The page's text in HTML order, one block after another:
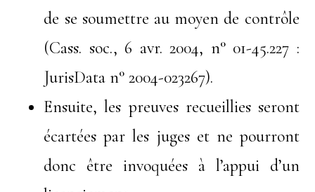
de se soumettre au moyen de contrôle
(Cass. soc., 6 avr. 2004, n° 01-45.227 :
JurisData n° 2004-023267).
Ensuite, les preuves recueillies seront
écartées par les juges et ne pourront
donc être invoquées à l’appui d’un